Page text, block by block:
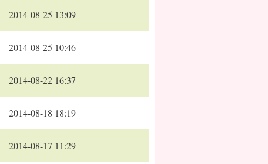
2014-08-25 13:09
2014-08-25 10:46
2014-08-22 16:37
2014-08-18 18:19
2014-08-17 11:29